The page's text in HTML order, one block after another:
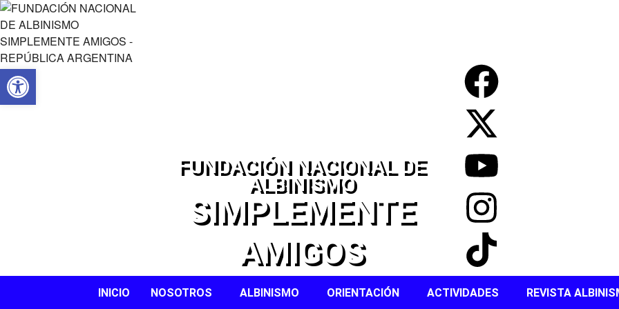
FUNDACIÓN NACIONAL DE
ALBINISMO
SIMPLEMENTE
AMIGOS
INICIO NOSOTROS ALBINISMO ORIENTACIÓN ACTIVIDADES REVISTA
Open toolbar